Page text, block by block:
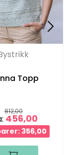
Topp
812,00
456,00
356,00